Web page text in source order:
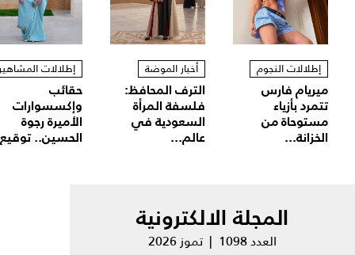
إطلالات النجوم
ميريام فارس
تتمرد بأزياء
مستوحاة من
الخزانة...
أخبار الموضة
الترف المحافظ:
فلسفة المرأة
السعودية في
عالم...
إطلالات
حقائب
وإكسسوارات
الأميرة رجوة
الحسين..
المجلة الالكترونية
العدد 1098 | تموز 2026